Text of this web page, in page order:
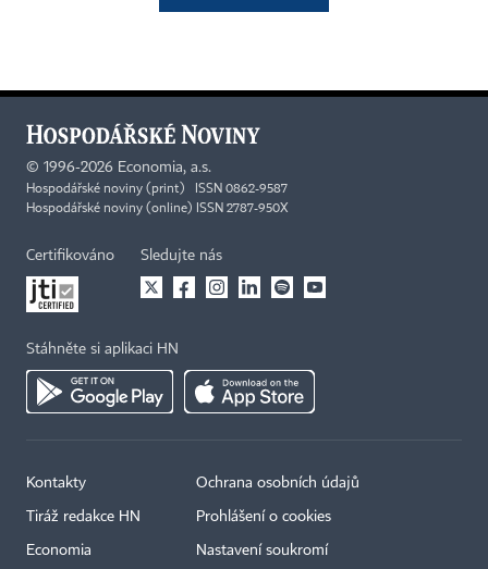
© 1996-2026 Economia, a.s.
Hospodářské noviny (print) ISSN 0862-9587
Hospodářské noviny (online) ISSN 2787-950X
Certifikováno Sledujte nás
Stáhněte si aplikaci HN
Kontakty
Tiráž redakce HN
Economia
Ochrana osobních údajů
Prohlášení o cookies
Nastavení soukromí